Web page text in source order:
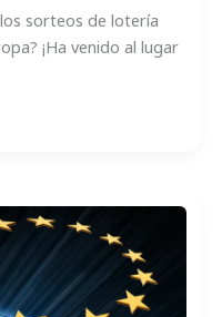
sorteos de lotería
¡Ha venido al lugar